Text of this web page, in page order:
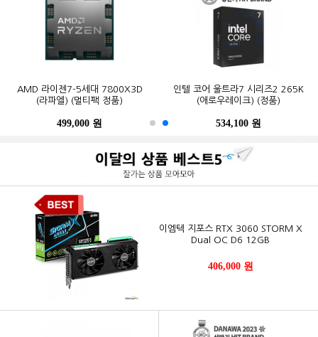
AMD 라이젠7-5세대 7800X3D
(라파엘) (멀티팩 정품)
499,000 원
인텔 코어 울트라7 시리즈2 265K
(애로우레이크) (정품)
534,100 원
ESSENCORE KLEVV DDR5-5600
CL46 파인인포 (16GB)
341,000 원
마이크론 Crucial DDR5-5600 CL46
PRO 대원씨티에스 (16GB)
387,000 원
GIGABYTE B650M K 피씨디렉트
123,000 원
ASUS TUF Gaming B850-PLUS WIFI
STCOM(조립용)
339,000 원
GIGABYTE 지포스 RTX 5060
WINDFORCE MAX OC D7 8GB
피씨디렉트
632,200 원
MSI 지포스 RTX 5070 게이밍 트리오
OC D7 12GB 트라이프로져4
1,299,000 원
Western Digital WD BLACK
SN850X M.2 NVMe (2TB)
550,000 원
삼성전자 990 PRO M.2 NVMe (2TB)
1,027,000 원
이엠텍 지포스 RTX 3060 STORM X
Dual OC D6 12GB
406,000 원